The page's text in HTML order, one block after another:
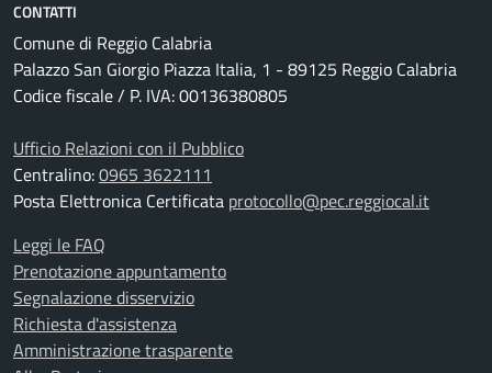
CONTATTI
Comune di Reggio Calabria
Palazzo San Giorgio Piazza Italia, 1 - 89125 Reggio Calabria
Codice fiscale / P. IVA: 00136380805
Ufficio Relazioni con il Pubblico
Centralino:0965 3622111
Posta Elettronica Certificata protocollo@pec.reggiocal.it
Leggi le FAQ
Prenotazione appuntamento
Segnalazione disservizio
Richiesta d'assistenza
Amministrazione trasparente